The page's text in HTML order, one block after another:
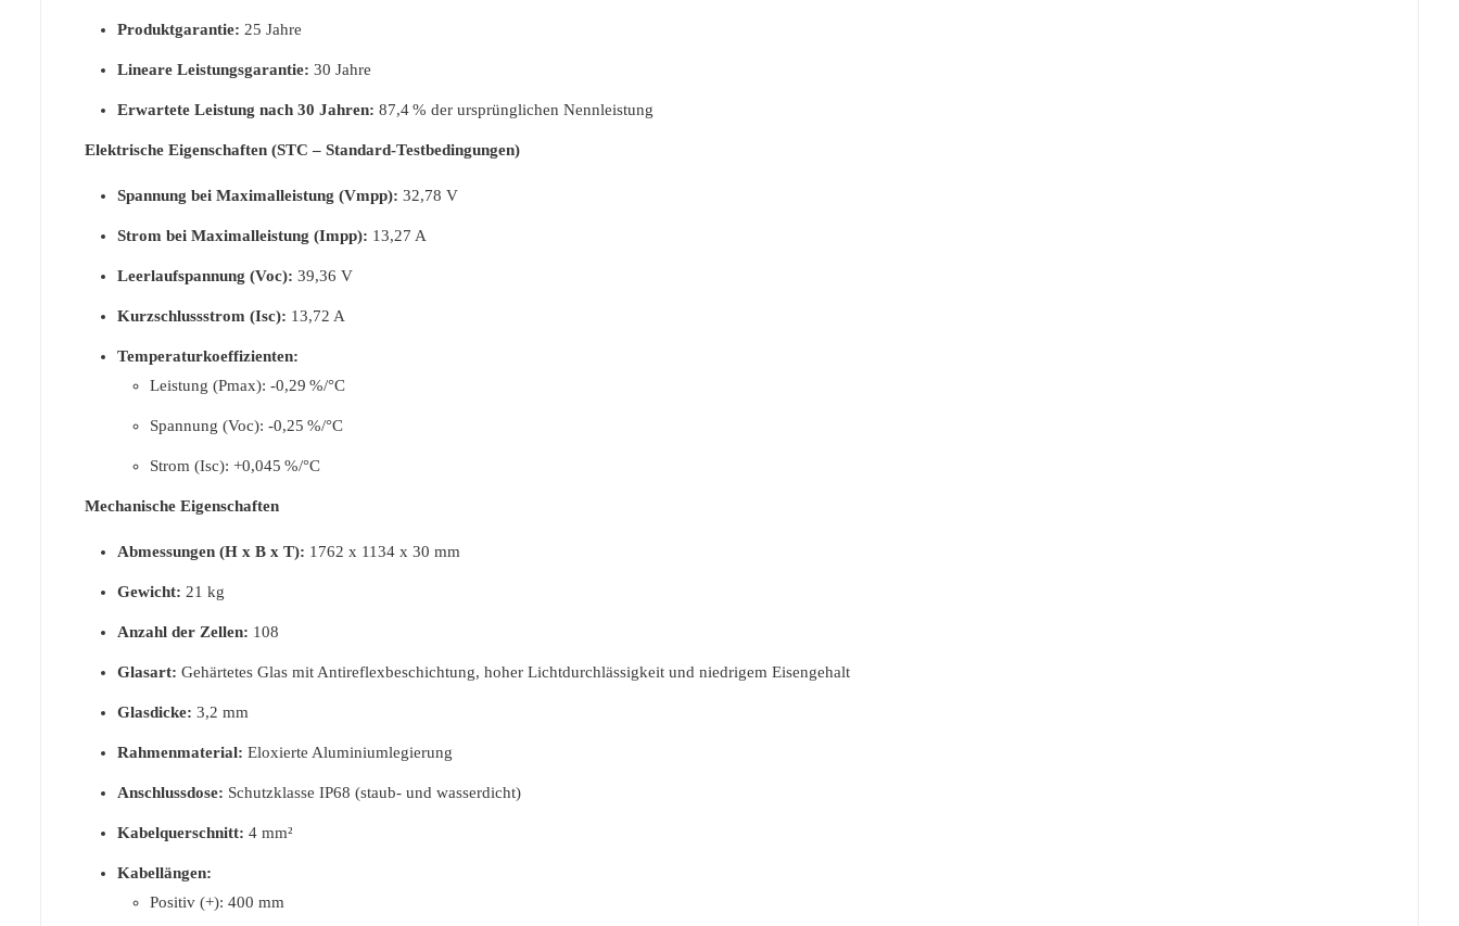
Produktgarantie: 25 Jahre
Lineare Leistungsgarantie: 30 Jahre
Erwartete Leistung nach 30 Jahren: 87,4 % der ursprünglichen Nennleistung
Elektrische Eigenschaften (STC – Standard-Testbedingungen)
Spannung bei Maximalleistung (Vmpp): 32,78 V
Strom bei Maximalleistung (Impp): 13,27 A
Leerlaufspannung (Voc): 39,36 V
Kurzschlussstrom (Isc): 13,72 A
Temperaturkoeffizienten:
Leistung (Pmax): -0,29 %/°C
Spannung (Voc): -0,25 %/°C
Strom (Isc): +0,045 %/°C
Mechanische Eigenschaften
Abmessungen (H x B x T): 1762 x 1134 x 30 mm
Gewicht: 21 kg
Anzahl der Zellen: 108
Glasart: Gehärtetes Glas mit Antireflexbeschichtung, hoher Lichtdurchlässigkeit und niedrigem Eisengehalt
Glasdicke: 3,2 mm
Rahmenmaterial: Eloxierte Aluminiumlegierung
Anschlussdose: Schutzklasse IP68 (staub- und wasserdicht)
Kabelquerschnitt: 4 mm²
Kabellängen:
Positiv (+): 400 mm